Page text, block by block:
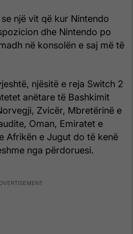
një vit që kur Nintendo
dhe Nintendo po
në konsolën e saj më të
njësitë e reja Switch 2
anëtare të Bashkimit
Zvicër, Mbretërinë e
Oman, Emiratet e
Afrikën e Jugut do të kenë
nga përdoruesi.